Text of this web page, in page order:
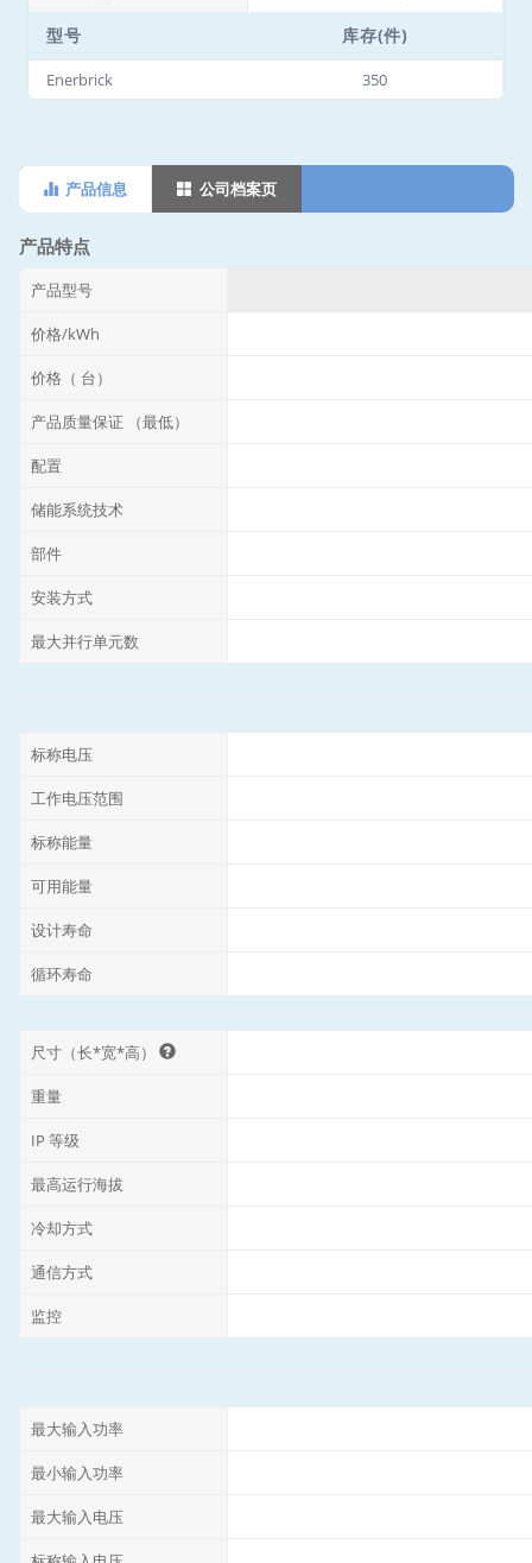
型号 库存(件)
Enerbrick 350
产品信息 公司档案页
产品特点
产品型号
价格/kWh
价格（ 台）
产品质量保证 （最低）
配置
储能系统技术
部件
安装方式
最大并行单元数
标称电压
工作电压范围
标称能量
可用能量
设计寿命
循环寿命
尺寸（长*宽*高）
重量
IP 等级
最高运行海拔
冷却方式
通信方式
监控
最大输入功率
最小输入功率
最大输入电压